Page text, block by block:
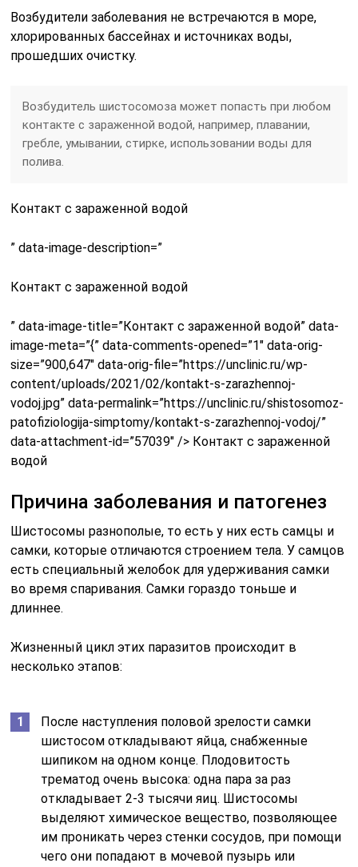
Возбудители заболевания не встречаются в море,
хлорированных бассейнах и источниках воды,
прошедших очистку.
Возбудитель шистосомоза может попасть при любом
контакте с зараженной водой, например, плавании,
гребле, умывании, стирке, использовании воды для
полива.
Контакт с зараженной водой
” data-image-description=”
Контакт с зараженной водой
” data-image-title=”Контакт с зараженной водой” data-
image-meta=”{” data-comments-opened=”1″ data-orig-
size=”900,647″ data-orig-file=”https://unclinic.ru/wp-
content/uploads/2021/02/kontakt-s-zarazhennoj-
vodoj.jpg” data-permalink=”https://unclinic.ru/shistosomoz-
patofiziologija-simptomy/kontakt-s-zarazhennoj-vodoj/”
data-attachment-id=”57039″ /> Контакт с зараженной
водой
Причина заболевания и патогенез
Шистосомы разнополые, то есть у них есть самцы и
самки, которые отличаются строением тела. У самцов
есть специальный желобок для удерживания самки
во время спаривания. Самки гораздо тоньше и
длиннее.
Жизненный цикл этих паразитов происходит в
несколько этапов:
После наступления пoлoвoй зрелости самки
шистосом откладывают яйца, снабженные
шипиком на одном конце. Плодовитость
трематод очень высока: одна пара за раз
откладывает 2-3 тысячи яиц. Шистосомы
выделяют химическое вещество, позволяющее
им проникать через стенки сосудов, при помощи
чего они попадают в мочевой пузырь или